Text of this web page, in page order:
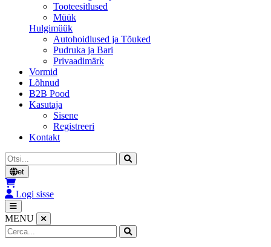
Tooteesitlused
Müük
Hulgimüük
Autohoidlused ja Tõuked
Pudruka ja Bari
Privaadimärk
Vormid
Lõhnud
B2B Pood
Kasutaja
Sisene
Registreeri
Kontakt
Otsi
et
Logi sisse
MENU